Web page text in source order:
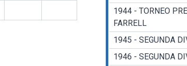
1944 - TORNEO
FARRELL
1945 - SEGUNDA
1946 - SEGUNDA